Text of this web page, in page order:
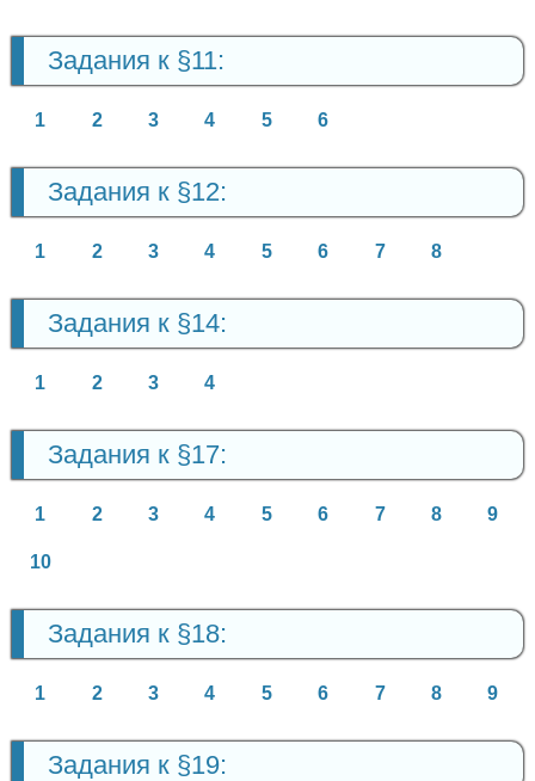
Задания к §11:
1 2 3 4 5 6
Задания к §12:
1 2 3 4 5 6 7 8
Задания к §14:
1 2 3 4
Задания к §17:
1 2 3 4 5 6 7 8 9
10
Задания к §18:
1 2 3 4 5 6 7 8 9
Задания к §19: